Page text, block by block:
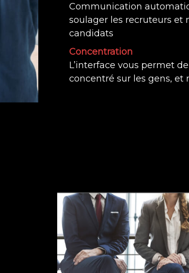
Communication
soulager les recruteurs et
candidats
Concentration
L’interface vous permet
concentré sur les gens, et